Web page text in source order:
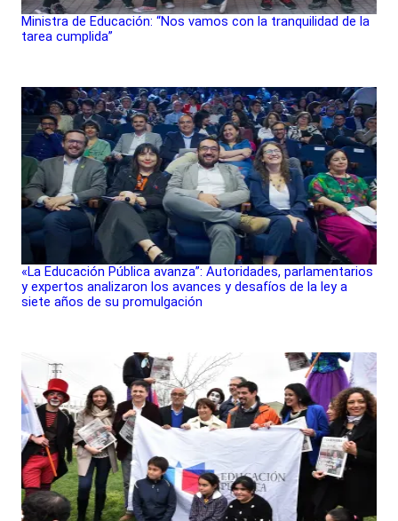
Ministra de Educación: “Nos vamos con la tranquilidad de la
tarea cumplida”
«La Educación Pública avanza”: Autoridades, parlamentarios
y expertos analizaron los avances y desafíos de la ley a
siete años de su promulgación